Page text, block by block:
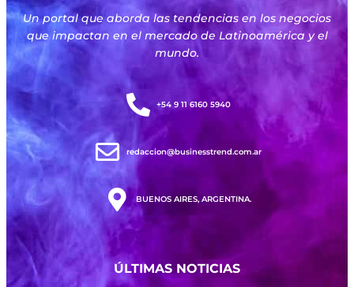
Un portal que aborda las tendencias en los negocios
que impactan en el mercado de Latinoamérica y el
mundo.
+54 9 11 6160 5940
redaccion@businesstrend.com.ar
BUENOS AIRES, ARGENTINA.
ÚLTIMAS NOTICIAS